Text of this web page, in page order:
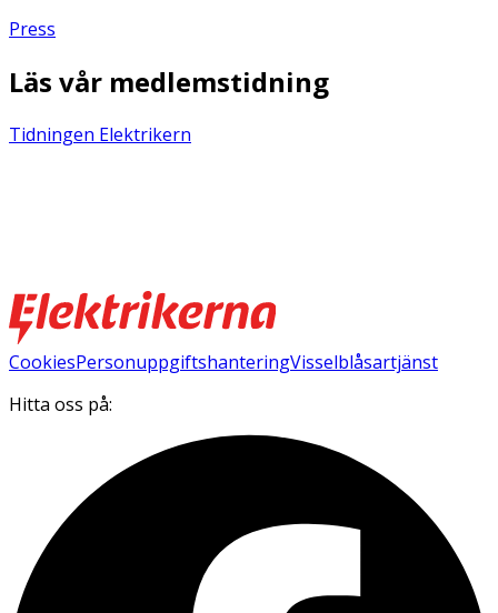
Press
Läs vår medlemstidning
Tidningen Elektrikern
CookiesPersonuppgiftshanteringVisselblåsartjänst
Hitta oss på: